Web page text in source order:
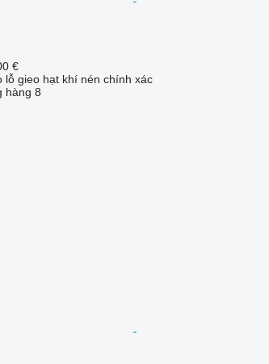
€
lỗ gieo hạt khí nén chính xác
hàng 8